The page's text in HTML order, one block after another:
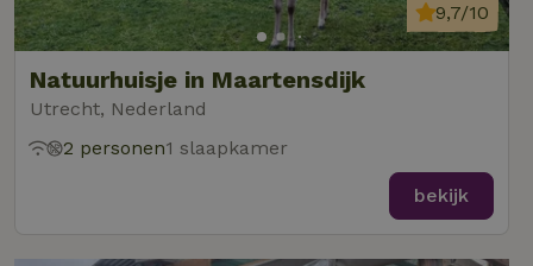
Natuurhuisje in Maartensdijk
Utrecht, Nederland
9,7/10
2 personen1 slaapkamer
bekijk